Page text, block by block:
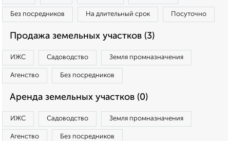
Без посредников На длительный срок Посуточно
Продажа земельных участков (3)
ИЖС Садоводство Земля промназначения
Агенство Без посредников
Аренда земельных участков (0)
ИЖС Садоводство Земля промназначения
Агенство Без посредников